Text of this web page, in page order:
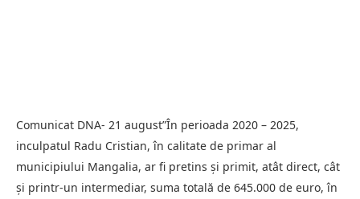
Comunicat DNA- 21 august”În perioada 2020 – 2025,
inculpatul Radu Cristian, în calitate de primar al
municipiului Mangalia, ar fi pretins şi primit, atât direct, cât
şi printr-un intermediar, suma totală de 645.000 de euro, în